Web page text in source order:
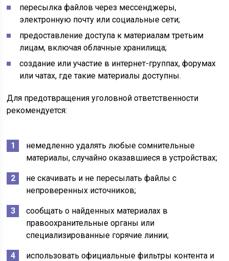
пересылка файлов через мессенджеры,
электронную почту или социальные сети;
предоставление доступа к материалам третьим
лицам, включая облачные хранилища;
создание или участие в интернет-группах, форумах
или чатах, где такие материалы доступны.
Для предотвращения уголовной ответственности
рекомендуется:
немедленно удалять любые сомнительные
материалы, случайно оказавшиеся в устройствах;
не скачивать и не пересылать файлы с
непроверенных источников;
сообщать о найденных материалах в
правоохранительные органы или
специализированные горячие линии;
использовать официальные фильтры контента и